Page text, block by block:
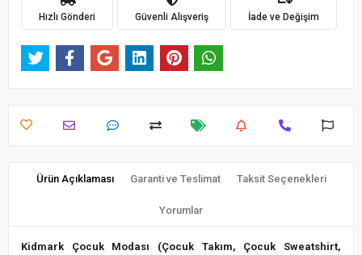
Hızlı Gönderi Güvenli Alışveriş İade ve Değişim
Ürün Açıklaması Garanti ve Teslimat Taksit Seçenekleri
Yorumlar
Kidmark Çocuk Modası (Çocuk Takım, Çocuk Sweatshirt,